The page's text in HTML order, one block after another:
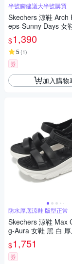
半號腳建議大半號購買
Skechers 涼鞋 Arch
eps-Sunny Days 女
緩衝 雙帶 111461BBK
$1,390
5 (1)
券
加入購物
防水厚底涼鞋 版型正常
Skechers 涼鞋 Max
g-Aura 女鞋 黑 白
緩衝 防水 涼拖鞋
$1,751
券